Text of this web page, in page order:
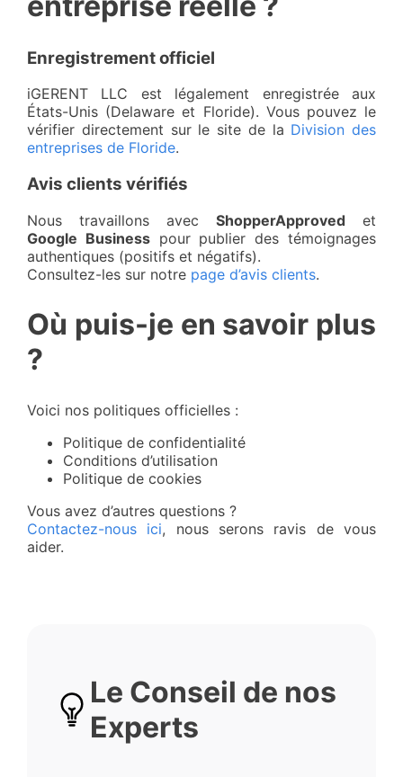
Enregistrement officiel
iGERENT LLC est légalement enregistrée aux
États-Unis (Delaware et Floride). Vous pouvez le
vérifier directement sur le site de la Division des
entreprises de Floride.
Avis clients vérifiés
Nous travaillons avec ShopperApproved et
Google Businesspour publier des témoignages
authentiques (positifs et négatifs).
Consultez-les sur notre page d’avis clients.
Où puis-je en savoir plus
?
Voici nos politiques officielles :
Politique de confidentialité
Conditions d’utilisation
Politique de cookies
Vous avez d’autres questions ?
Contactez-nous ici, nous serons ravis de vous
aider.
Le Conseil de nos
Experts